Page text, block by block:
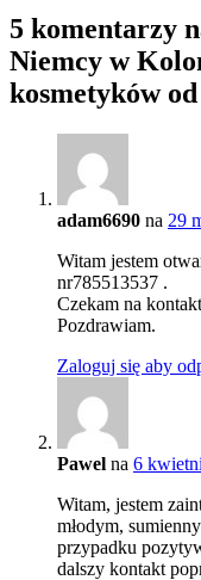
5 komentarzy
Niemcy w
kosmetyków
adam6690 na 29
Witam jestem
nr785513537 .
Czekam na
Pozdrawiam.
Zaloguj się aby
Pawel na 6
Witam, jestem
młodym,
przypadku
dalszy kontakt